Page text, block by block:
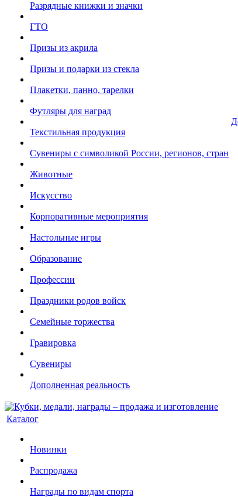
Разрядные книжки и значки
ГТО
Призы из акрила
Призы и подарки из стекла
Плакетки, панно, тарелки
Футляры для наград
Текстильная продукция
Сувениры с символикой России, регионов, стран
Животные
Искусство
Корпоративные мероприятия
Настольные игры
Образование
Профессии
Праздники родов войск
Семейные торжества
Гравировка
Сувениры
Дополненная реальность
Каталог
Новинки
Распродажа
Награды по видам спорта